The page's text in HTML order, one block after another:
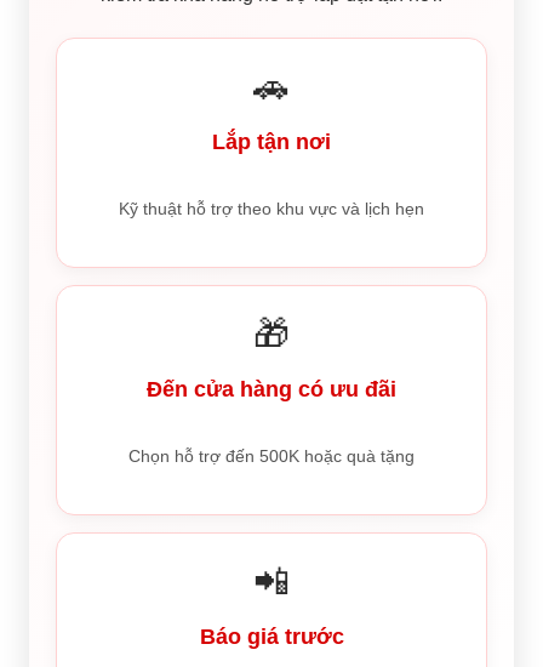
🚗
Lắp tận nơi
Kỹ thuật hỗ trợ theo khu vực và lịch hẹn
🎁
Đến cửa hàng có ưu đãi
Chọn hỗ trợ đến 500K hoặc quà tặng
📲
Báo giá trước